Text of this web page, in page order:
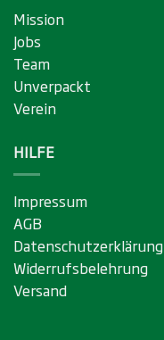
Mission
Jobs
Team
Unverpackt
Verein
HILFE
Impressum
AGB
Datenschutzerklärung
Widerrufsbelehrung
Versand